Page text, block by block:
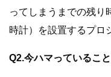
ってしまうまでの残り
時計）を設置するプロ
Q2.今ハマっているこ